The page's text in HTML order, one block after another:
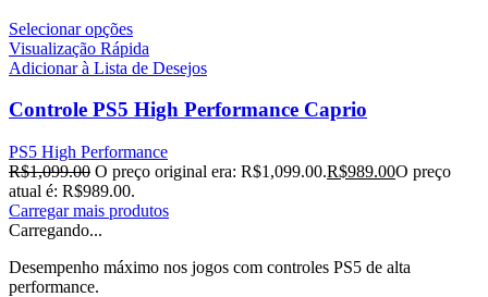
Selecionar opções
Visualização Rápida
Adicionar à Lista de Desejos
Controle PS5 High Performance Caprio
PS5 High Performance
R$1,099.00 O preço original era: R$1,099.00.R$989.00O preço
atual é: R$989.00.
Carregar mais produtos
Carregando...
Desempenho máximo nos jogos com controles PS5 de alta
performance.